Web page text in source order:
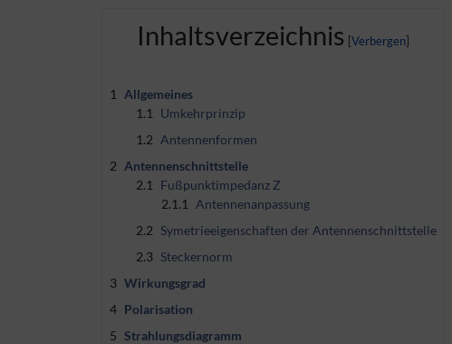
Inhaltsverzeichnis
1
Allgemeines
1.1
Umkehrprinzip
1.2 Antennenformen
2 Antennenschnittstelle
2.1
Fußpunktimpedanz Z
2.1.1
Antennenanpassung
2.2 Symetrieeigenschaften der Antennenschnittstelle
2.3 Steckernorm
3 Wirkungsgrad
4 Polarisation
5 Strahlungsdiagramm